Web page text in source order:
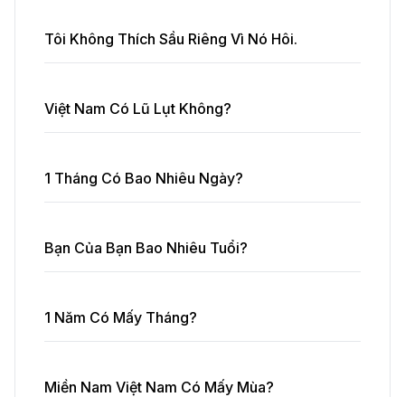
Tôi Không Thích Sầu Riêng Vì Nó Hôi.
Việt Nam Có Lũ Lụt Không?
1 Tháng Có Bao Nhiêu Ngày?
Bạn Của Bạn Bao Nhiêu Tuổi?
1 Năm Có Mấy Tháng?
Miền Nam Việt Nam Có Mấy Mùa?